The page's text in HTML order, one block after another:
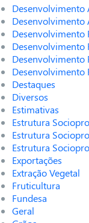
Desenvolvimento
Desenvolvimento
Desenvolvimento
Desenvolvimento
Desenvolvimento
Desenvolvimento
Destaques
Diversos
Estimativas
Estrutura
Estrutura
Estrutura
Exportações
Extração Vegetal
Fruticultura
Fundesa
Geral